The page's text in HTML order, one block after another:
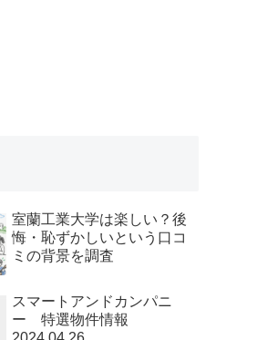
室蘭工業大学は楽しい？後
悔・恥ずかしいという口コ
ミの背景を調査
スマートアンドカンパニ
ー 特選物件情報